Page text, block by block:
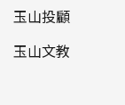
玉山投顧
玉山文教